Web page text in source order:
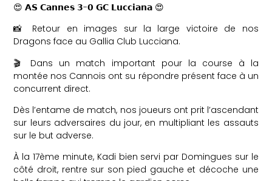
😍 𝗔𝗦 𝗖𝗮𝗻𝗻𝗲𝘀 𝟯-𝟬 𝗚𝗖 𝗟𝘂𝗰𝗰𝗶𝗮𝗻𝗮 😍
📸 Retour en images sur la large victoire de nos
Dragons face au Gallia Club Lucciana.
🎬 Dans un match important pour la course à la
montée nos Cannois ont su répondre présent face à un
concurrent direct.
Dès l’entame de match, nos joueurs ont prit l’ascendant
sur leurs adversaires du jour, en multipliant les assauts
sur le but adverse.
À la 17ème minute, Kadi bien servi par Domingues sur le
côté droit, rentre sur son pied gauche et décoche une